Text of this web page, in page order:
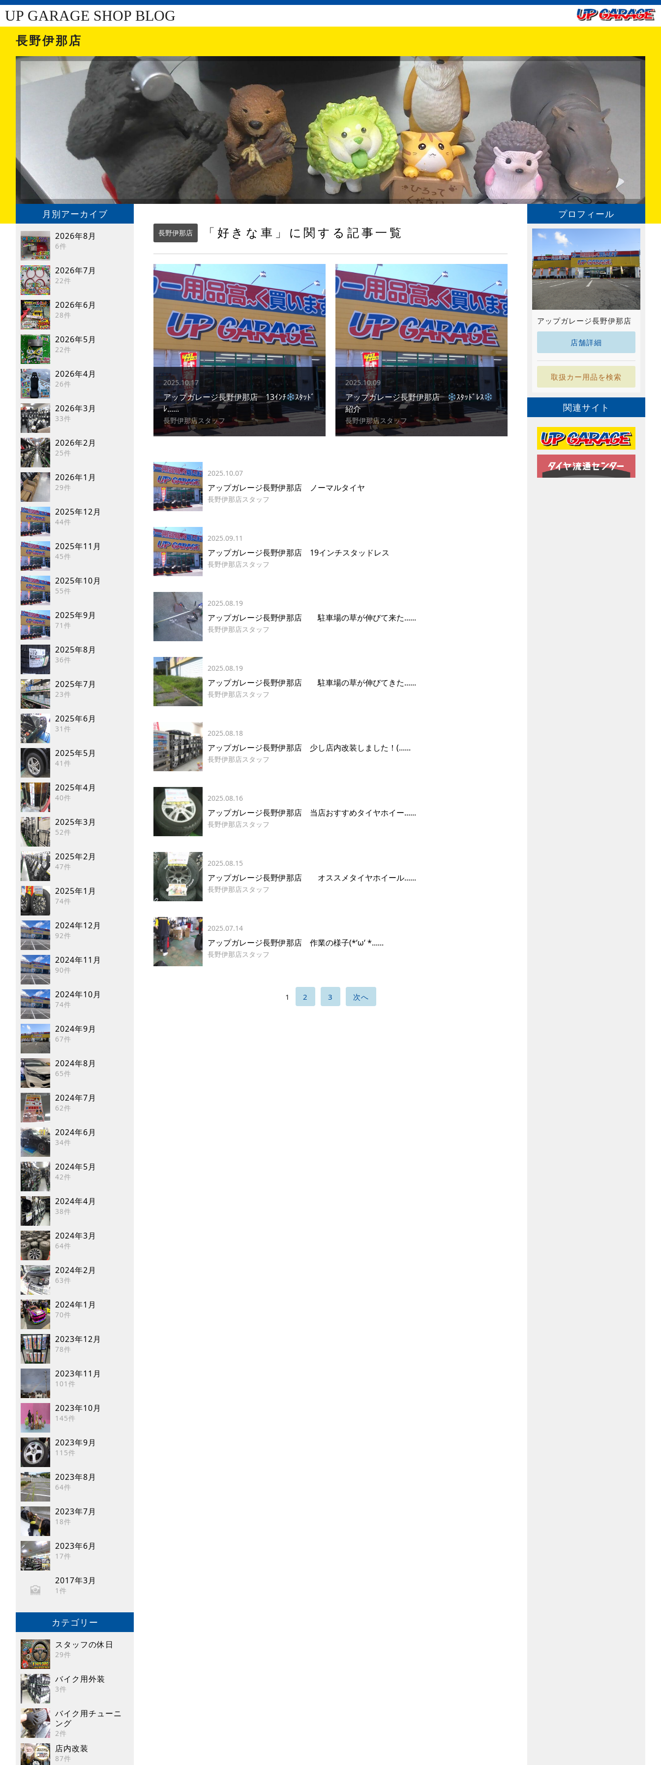
UP GARAGE SHOP BLOG
長野伊那店
月別アーカイブ
2026年8月
6件
2026年7月
22件
2026年6月
28件
2026年5月
22件
2026年4月
26件
2026年3月
33件
2026年2月
25件
2026年1月
29件
2025年12月
44件
2025年11月
45件
2025年10月
55件
2025年9月
71件
2025年8月
36件
2025年7月
23件
2025年6月
31件
2025年5月
41件
2025年4月
40件
2025年3月
52件
2025年2月
47件
2025年1月
74件
2024年12月
92件
2024年11月
90件
2024年10月
74件
2024年9月
67件
2024年8月
65件
2024年7月
62件
2024年6月
34件
2024年5月
42件
2024年4月
38件
2024年3月
64件
2024年2月
63件
2024年1月
70件
2023年12月
78件
2023年11月
101件
2023年10月
145件
2023年9月
115件
2023年8月
64件
2023年7月
18件
2023年6月
17件
2017年3月
1件
カテゴリー
スタッフの休日
29件
バイク用外装
3件
バイク用チューニ
ング
2件
店内改装
87件
長野伊那店 「好きな車」に関する記事一覧
2025.10.17
アップガレージ長野伊那店 13ｲﾝﾁ
ｽﾀｯﾄﾞ
ﾚ......
長野伊那店スタッフ
2025.10.09
アップガレージ長野伊那店
ｽﾀｯﾄﾞﾚｽ
紹介
長野伊那店スタッフ
2025.10.07
アップガレージ長野伊那店 ノーマルタイヤ
長野伊那店スタッフ
2025.09.11
アップガレージ長野伊那店 19インチスタッドレス
長野伊那店スタッフ
2025.08.19
アップガレージ長野伊那店 駐車場の草が伸びて来た......
長野伊那店スタッフ
2025.08.19
アップガレージ長野伊那店 駐車場の草が伸びてきた......
長野伊那店スタッフ
2025.08.18
アップガレージ長野伊那店 少し店内改装しました！(......
長野伊那店スタッフ
2025.08.16
アップガレージ長野伊那店 当店おすすめタイヤホイー......
長野伊那店スタッフ
2025.08.15
アップガレージ長野伊那店 オススメタイヤホイール......
長野伊那店スタッフ
2025.07.14
アップガレージ長野伊那店 作業の様子(*‘ω‘ *......
長野伊那店スタッフ
1 2 3 次へ
プロフィール
アップガレージ長野伊那店
店舗詳細
取扱カー用品を検索
関連サイト